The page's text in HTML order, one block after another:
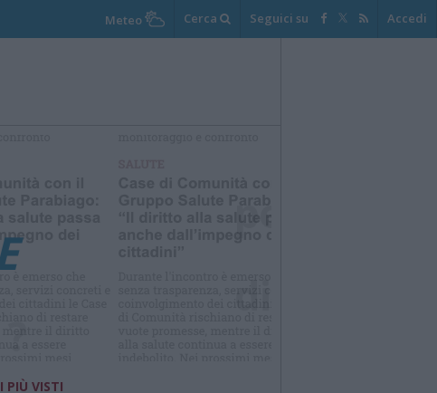
Meteo Cerca Seguici su Accedi
I PIÙ VISTI